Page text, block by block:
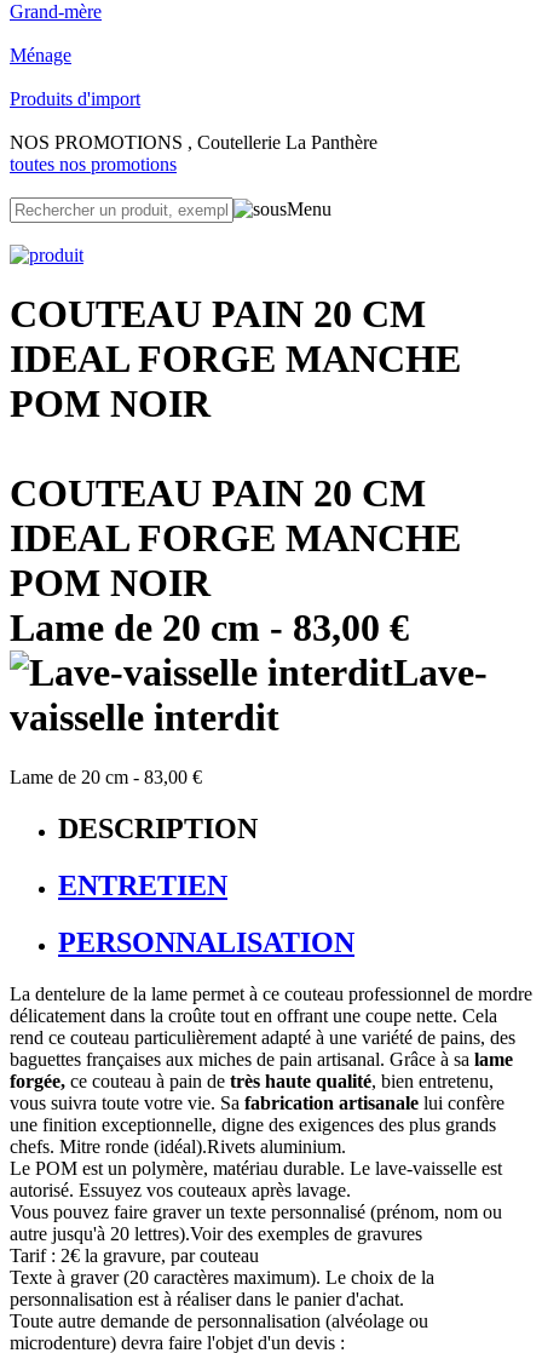
Grand-mère
Ménage
Produits d'import
NOS PROMOTIONS , Coutellerie La Panthère
toutes nos promotions
COUTEAU PAIN 20 CM
IDEAL FORGE MANCHE
POM NOIR
COUTEAU PAIN 20 CM
IDEAL FORGE MANCHE
POM NOIR
Lame de 20 cm - 83,00 €
Lave-
vaisselle interdit
Lame de 20 cm - 83,00 €
DESCRIPTION
ENTRETIEN
PERSONNALISATION
La dentelure de la lame permet à ce couteau professionnel de mordre
délicatement dans la croûte tout en offrant une coupe nette. Cela
rend ce couteau particulièrement adapté à une variété de pains, des
baguettes françaises aux miches de pain artisanal. Grâce à sa lame
forgée, ce couteau à pain de très haute qualité, bien entretenu,
vous suivra toute votre vie. Sa fabrication artisanale lui confère
une finition exceptionnelle, digne des exigences des plus grands
chefs. Mitre ronde (idéal).Rivets aluminium.
Le POM est un polymère, matériau durable. Le lave-vaisselle est
autorisé. Essuyez vos couteaux après lavage.
Vous pouvez faire graver un texte personnalisé (prénom, nom ou
autre jusqu'à 20 lettres).Voir des exemples de gravures
Tarif : 2€ la gravure, par couteau
Texte à graver (20 caractères maximum). Le choix de la
personnalisation est à réaliser dans le panier d'achat.
Toute autre demande de personnalisation (alvéolage ou
microdenture) devra faire l'objet d'un devis :